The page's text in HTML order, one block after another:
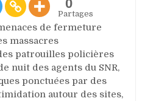
0
Partages
de fermeture
massacres
patrouilles policières
nuit des agents du SNR,
ponctuées par des
autour des sites,